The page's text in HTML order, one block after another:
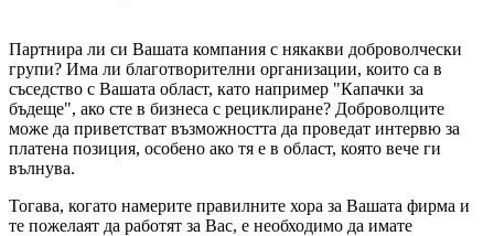
Партнира ли си Вашата компания с някакви доброволчески
групи? Има ли благотворителни организации, които са в
съседство с Вашата област, като например "Капачки за
бъдеще", ако сте в бизнеса с рециклиране? Доброволците
може да приветстват възможността да проведат интервю за
платена позиция, особено ако тя е в област, която вече ги
вълнува.
Тогава, когато намерите правилните хора за Вашата фирма и
те пожелаят да работят за Вас, е необходимо да имате